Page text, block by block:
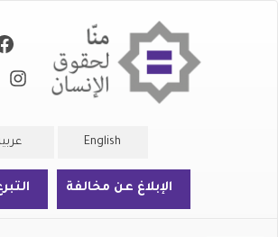
English
الإبلاغ عن مخالفة